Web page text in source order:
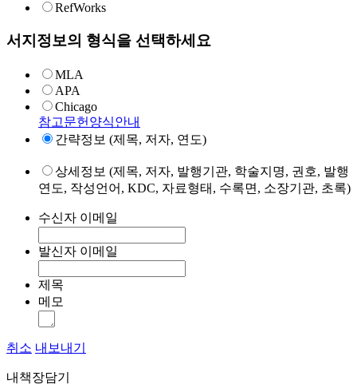
RefWorks
서지정보의 형식을 선택하세요
MLA
APA
Chicago
참고문헌양식안내
간략정보 (제목, 저자, 연도)
상세정보 (제목, 저자, 발행기관, 학술지명, 권호, 발행
연도, 작성언어, KDC, 자료형태, 수록면, 소장기관, 초록)
수신자 이메일
발신자 이메일
제목
메모
취소 내보내기
내책장담기